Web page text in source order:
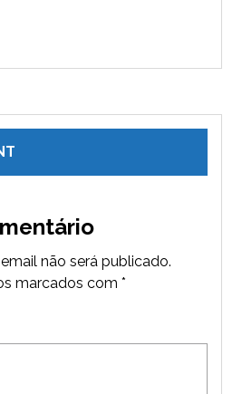
não será publicado.
marcados com*